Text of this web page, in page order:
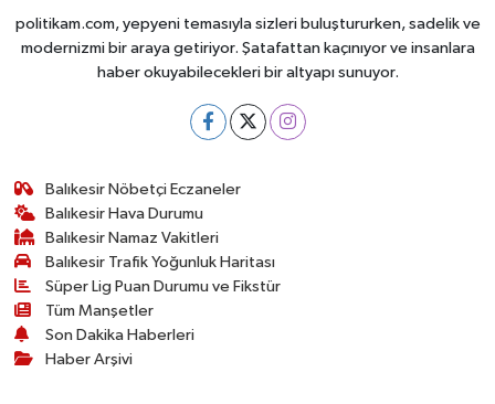
politikam.com, yepyeni temasıyla sizleri buluştururken, sadelik ve
modernizmi bir araya getiriyor. Şatafattan kaçınıyor ve insanlara
haber okuyabilecekleri bir altyapı sunuyor.
Balıkesir Nöbetçi Eczaneler
Balıkesir Hava Durumu
Balıkesir Namaz Vakitleri
Balıkesir Trafik Yoğunluk Haritası
Süper Lig Puan Durumu ve Fikstür
Tüm Manşetler
Son Dakika Haberleri
Haber Arşivi